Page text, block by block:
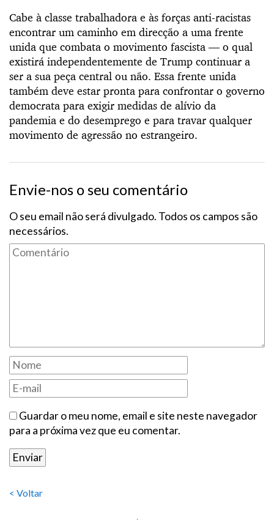
Cabe à classe trabalhadora e às forças anti-racistas
encontrar um caminho em direcção a uma frente
unida que combata o movimento fascista — o qual
existirá independentemente de Trump continuar a
ser a sua peça central ou não. Essa frente unida
também deve estar pronta para confrontar o governo
democrata para exigir medidas de alívio da
pandemia e do desemprego e para travar qualquer
movimento de agressão no estrangeiro.
Envie-nos o seu comentário
O seu email não será divulgado. Todos os campos são
necessários.
Guardar o meu nome, email e site neste navegador
para a próxima vez que eu comentar.
< Voltar
.